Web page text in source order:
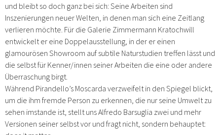
und bleibt so doch ganz bei sich: Seine Arbeiten sind
Inszenierungen neuer Welten, in denen man sich eine Zeitlang
verlieren möchte. Für die Galerie Zimmermann Kratochwill
entwickelt er eine Doppelausstellung, in der er einen
glamourösen Showroom auf subtile Naturstudien treffen lässt und
die selbst für Kenner/innen seiner Arbeiten die eine oder andere
Überraschung birgt.
Während Pirandello’s Moscarda verzweifelt in den Spiegel blickt,
um die ihm fremde Person zu erkennen, die nur seine Umwelt zu
sehen imstande ist, stellt uns Alfredo Barsuglia zwei und mehr
Versionen seiner selbst vor und fragt nicht, sondern behauptet: